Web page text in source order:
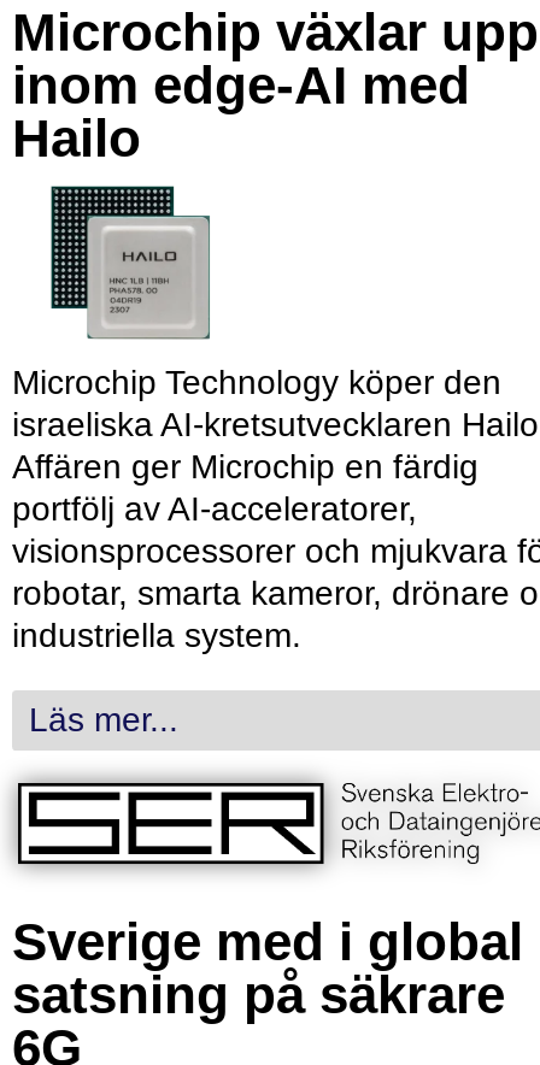
Microchip växlar upp
inom edge-AI med
Hailo
Microchip Technology köper den
israeliska AI-kretsutvecklaren
Affären ger Microchip en färdig
portfölj av AI-acceleratorer,
visionsprocessorer och mjukvara
robotar, smarta kameror, drönare
industriella system.
Läs mer...
Sverige med i global
satsning på säkrare
6G